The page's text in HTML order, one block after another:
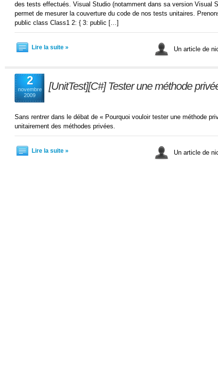
des tests effectués. Visual Studio (notamment dans sa version Visual
permet de mesurer la couverture du code de nos tests unitaires.
public class Class1 2: { 3: public […]
Lire la suite » Un article de
2
novembre
2009
[UnitTest][C#] Tester une méthode
Sans rentrer dans le débat de « Pourquoi vouloir tester une méthode
unitairement des méthodes privées.
Lire la suite » Un article de